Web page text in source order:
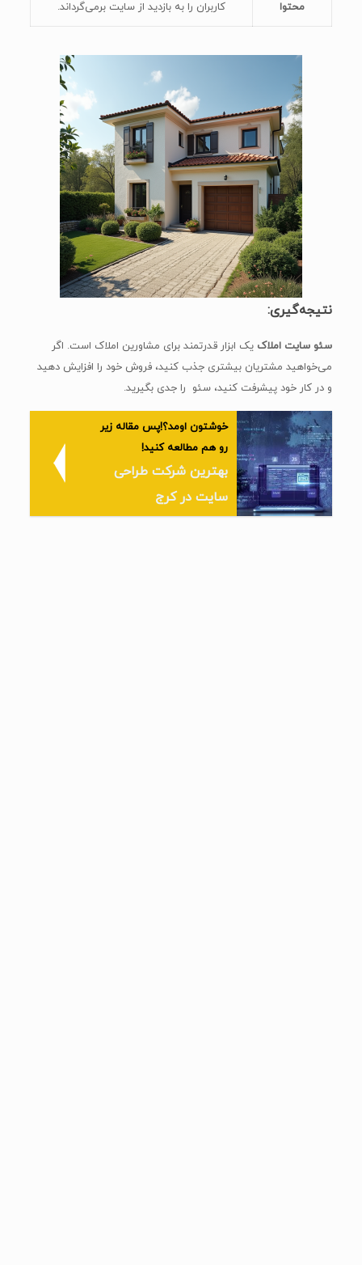
محتوا
کاربران را به بازدید از سایت برمی‌گرداند.
نتیجه‌گیری:
سئو سایت املاک یک ابزار قدرتمند برای مشاورین املاک است. اگر
می‌خواهید مشتریان بیشتری جذب کنید، فروش خود را افزایش دهید
و در کار خود پیشرفت کنید، سئو را جدی بگیرید.
خوشتون اومد؟!پس مقاله زیر
رو هم مطالعه کنید!
بهترین شرکت طراحی
سایت در کرج